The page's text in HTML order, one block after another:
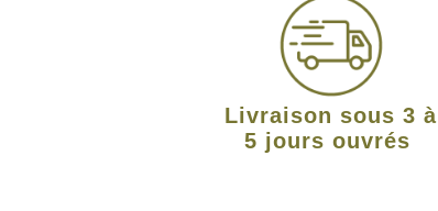
Livraison sous 3 à
5 jours ouvrés